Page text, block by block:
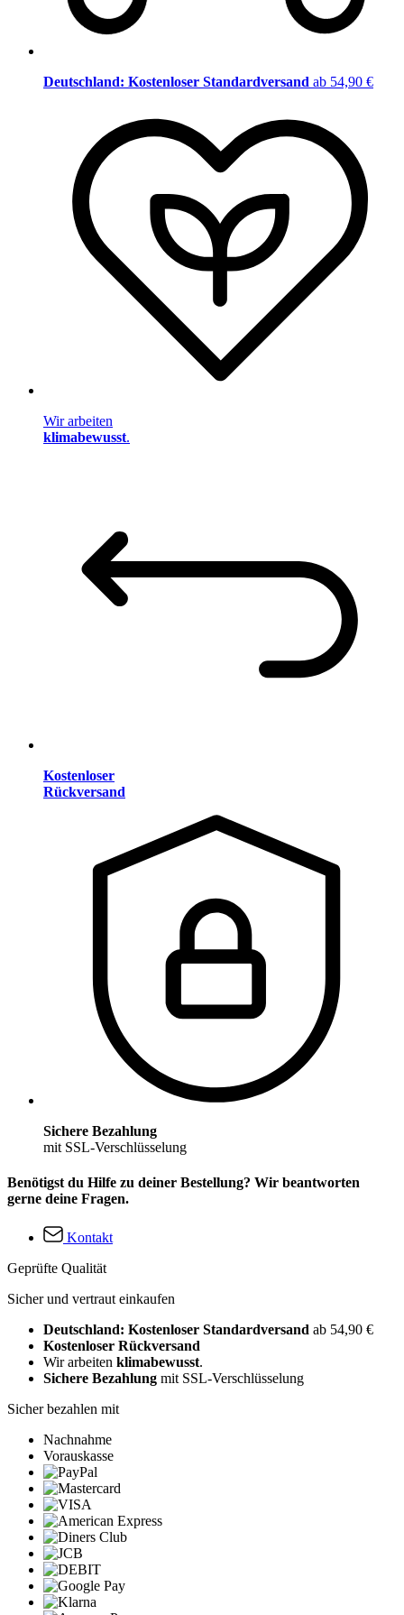
Deutschland: Kostenloser Standardversand ab 54,90 €
Wir arbeiten
klimabewusst.
Kostenloser
Rückversand
Sichere Bezahlung
mit SSL-Verschlüsselung
Benötigst du Hilfe zu deiner Bestellung? Wir beantworten
gerne deine Fragen.
Kontakt
Geprüfte Qualität
Sicher und vertraut einkaufen
Deutschland: Kostenloser Standardversand ab 54,90 €
Kostenloser Rückversand
Wir arbeiten klimabewusst.
Sichere Bezahlung mit SSL-Verschlüsselung
Sicher bezahlen mit
Nachnahme
Vorauskasse